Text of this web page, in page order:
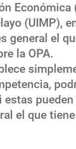
Económica
(UIMP),
general el
la OPA.
el que